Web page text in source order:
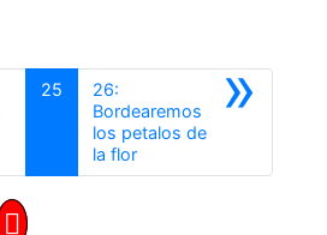
25 »
26:
Bordearemos
los petalos de
la florSiguiente